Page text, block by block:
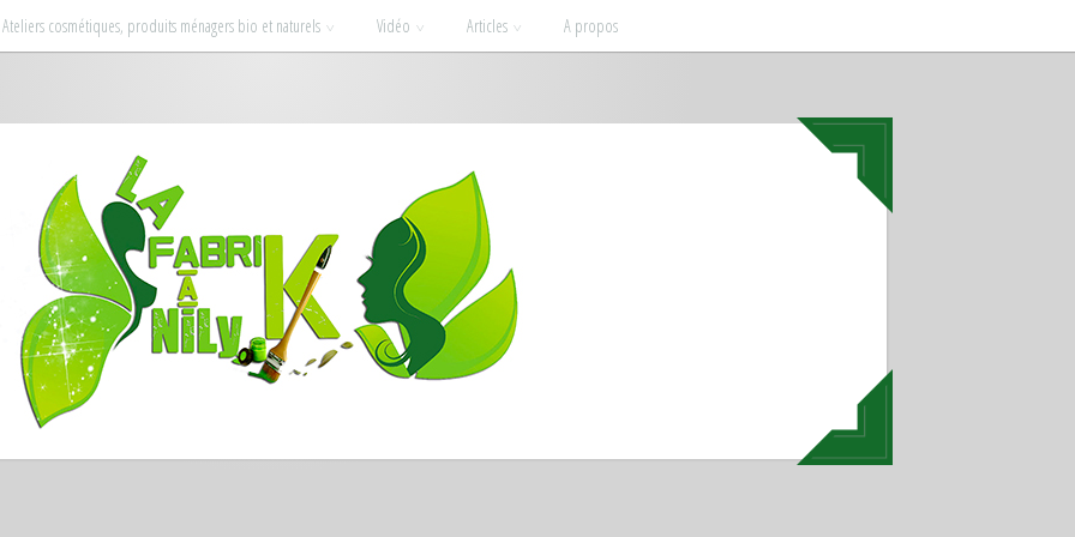
Ateliers cosmétiques, produits ménagers bio et naturels Vidéo Articles A propos